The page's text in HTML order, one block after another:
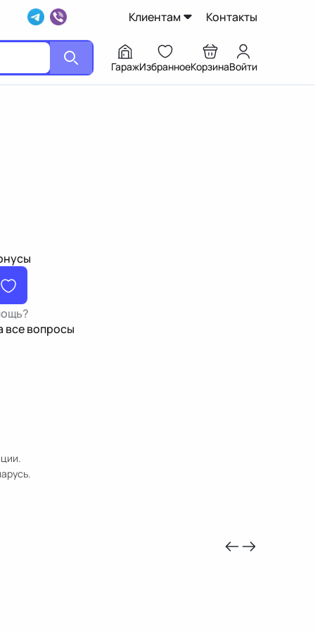
Клиентам Контакты
ГаражИзбранноеКорзинаВойти
все вопросы